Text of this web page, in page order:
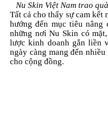
Nu Skin Việt Nam trao
Tất cả cho thấy sự cam kết
hướng đến mục tiêu nâng
những nơi Nu Skin có
lược kinh doanh gắn liền
ngày càng mang đến
cho cộng đồng.